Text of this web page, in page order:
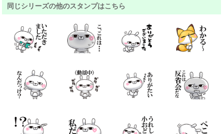
同じシリーズの他のスタンプはこちら